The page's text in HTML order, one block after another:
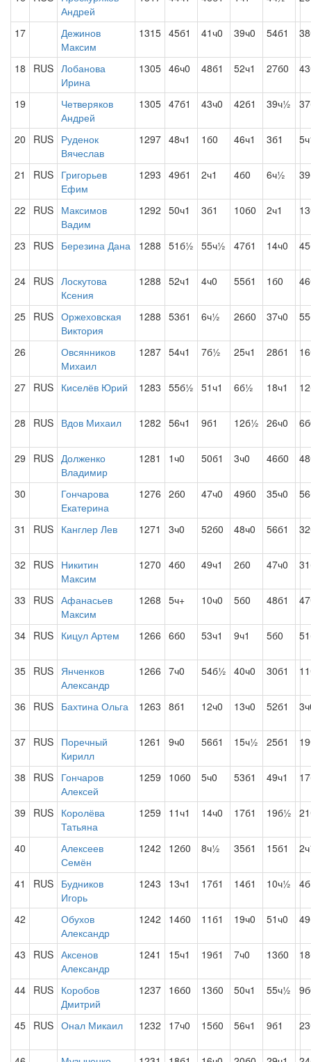
Андрей
17
Дежинов
Максим
1315 45б1 41ч0 39ч0 54б1
18 RUS Лобанова
Ирина
1305 46ч0 48б1 52ч1 27б0
19
Четверяков
Андрей
1305 47б1 43ч0 42б1 39ч½
20 RUS Руденок
Вячеслав
1297 48ч1 1б0 46ч1 3б1
21 RUS Григорьев
Ефим
1293 49б1 2ч1 4б0 6ч½
22 RUS Максимов
Вадим
1292 50ч1 3б1 10б0 2ч1
23 RUS Березина Дана 1288 51б½ 55ч½ 47б1 14ч0
24 RUS Лоскутова
Ксения
1288 52ч1 4ч0 55б1 1б0
25 RUS Оржеховская
Виктория
1288 53б1 6ч½ 26б0 37ч0
26
Овсянников
Михаил
1287 54ч1 7б½ 25ч1 28б1
27 RUS Киселёв Юрий 1283 55б½ 51ч1 6б½ 18ч1
28 RUS Вдов Михаил 1282 56ч1 9б1 12б½ 26ч0
29 RUS Долженко
Владимир
1281 1ч0 50б1 3ч0 46б0
30
Гончарова
Екатерина
1276 2б0 47ч0 49б0 35ч0
31 RUS Канглер Лев 1271 3ч0 52б0 48ч0 56б1
32 RUS Никитин
Максим
1270 4б0 49ч1 2б0 47ч0
33 RUS Афанасьев
Максим
1268 5ч+ 10ч0 5б0 48б1
34 RUS Кицул Артем 1266 6б0 53ч1 9ч1 5б0
35 RUS Янченков
Александр
1266 7ч0 54б½ 40ч0 30б1
36 RUS Бахтина Ольга 1263 8б1 12ч0 13ч0 52б1
37 RUS Поречный
Кирилл
1261 9ч0 56б1 15ч½ 25б1
38 RUS Гончаров
Алексей
1259 10б0 5ч0 53б1 49ч1
39 RUS Королёва
Татьяна
1259 11ч1 14ч0 17б1 19б½
40
Алексеев
Семён
1242 12б0 8ч½ 35б1 15б1
41 RUS Будников
Игорь
1243 13ч1 17б1 14б1 10ч½
42
Обухов
Александр
1242 14б0 11б1 19ч0 51ч0
43 RUS Аксенов
Александр
1241 15ч1 19б1 7ч0 13б0
44 RUS Коробов
Дмитрий
1237 16б0 13б0 50ч1 55ч½
45 RUS Онал Микаил 1232 17ч0 15б0 56ч1 9б1